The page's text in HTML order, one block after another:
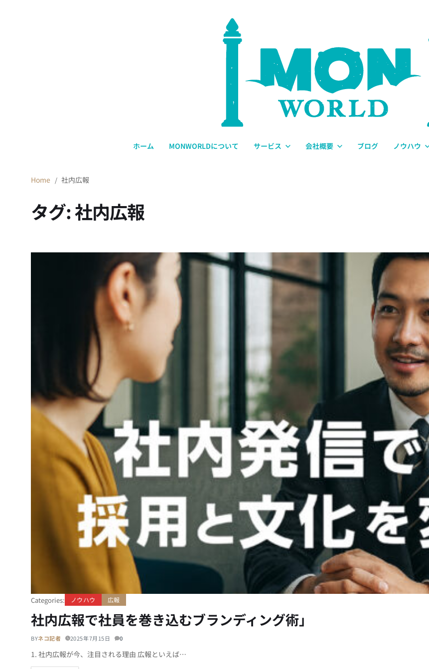
ホーム MONWORLDについて サービス 会社概要 ブログ ノウハウ
Home 社内広報
タグ:社内広報
Categories: ノウハウ 広報
社内広報で社員を巻き込むブランディング術」
BYネコ記者 2025年7月15日 0
1. 社内広報が今、注目される理由 広報といえば…